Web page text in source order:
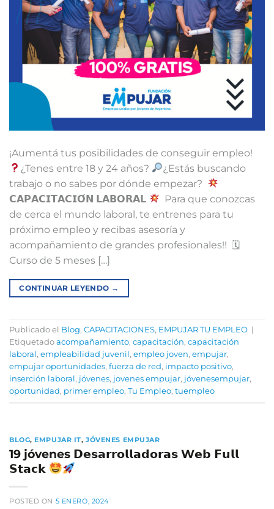
¡Aumentá tus posibilidades de conseguir empleo! ⁣ ⁣
¿Tenes entre 18 y 24 años?⁣⁣⁣
¿Estás buscando
trabajo o no sabes por dónde empezar?⁣⁣⁣ ⁣⁣⁣
𝗖𝗔𝗣𝗔𝗖𝗜𝗧𝗔𝗖𝗜𝗢́𝗡 𝗟𝗔𝗕𝗢𝗥𝗔𝗟
⁣⁣⁣ ⁣ Para que conozcas
de cerca el mundo laboral, te entrenes para tu
próximo empleo y recibas asesoría y
acompañamiento de grandes profesionales!!⁣⁣⁣ ⁣⁣⁣ 🗓
Curso de 5 meses […]
CONTINUAR LEYENDO →
Publicado el Blog, CAPACITACIONES, EMPUJAR TU EMPLEO
Etiquetado acompañamiento, capacitación, capacitación
laboral , empleabilidad juvenil , empleo joven, empujar,
empujar oportunidades, fuerza de red, impacto positivo,
inserción laboral , jóvenes, jovenes empujar, jóvenesempujar,
oportunidad, primer empleo, Tu Empleo, tuempleo
BLOG, EMPUJAR IT,JÓVENES EMPUJAR
19 jóvenes 𝗗𝗲𝘀𝗮𝗿𝗿𝗼𝗹𝗹𝗮𝗱𝗼𝗿𝗮𝘀 W𝗲𝗯 𝗙𝘂𝗹𝗹
𝗦𝘁𝗮𝗰𝗸
POSTED ON 5 ENERO, 2024